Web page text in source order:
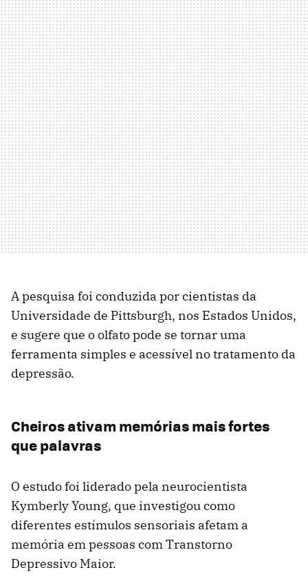
A pesquisa foi conduzida por cientistas da
Universidade de Pittsburgh, nos Estados Unidos,
e sugere que o olfato pode se tornar uma
ferramenta simples e acessível no tratamento da
depressão.
Cheiros ativam memórias mais fortes
que palavras
O estudo foi liderado pela neurocientista
Kymberly Young, que investigou como
diferentes estímulos sensoriais afetam a
memória em pessoas com Transtorno
Depressivo Maior.